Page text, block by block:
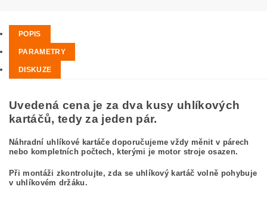
POPIS
PARAMETRY
DISKUZE
Uvedená cena je za dva kusy uhlíkových
kartáčů, tedy za jeden pár.
Náhradní uhlíkové kartáče doporučujeme vždy měnit v párech
nebo kompletních počtech, kterými je motor stroje osazen.
Při montáži zkontrolujte, zda se uhlíkový kartáč volně pohybuje
v uhlíkovém držáku.